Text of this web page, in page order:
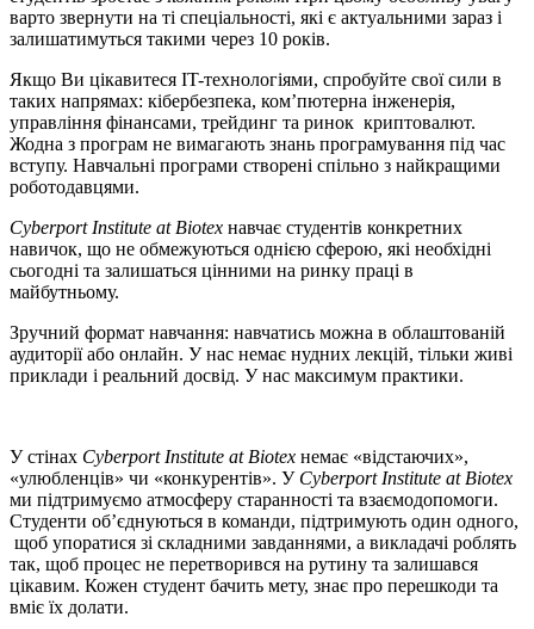
варто звернути на ті спеціальності, які є актуальними зараз і
залишатимуться такими через 10 років.
Якщо Ви цікавитеся IT-технологіями, спробуйте свої сили в
таких напрямах: кібербезпека, ком’пютерна інженерія,
управління фінансами, трейдинг та ринок криптовалют.
Жодна з програм не вимагають знань програмування під час
вступу. Навчальні програми створені спільно з найкращими
роботодавцями.
Cyberport Institute at Biotex навчає студентів конкретних
навичок, що не обмежуються однією сферою, які необхідні
сьогодні та залишаться цінними на ринку праці в
майбутньому.
Зручний формат навчання: навчатись можна в облаштованій
аудиторії або онлайн. У нас немає нудних лекцій, тільки живі
приклади і реальний досвід. У нас максимум практики.
У стінах Cyberport Institute at Biotex немає «відстаючих»,
«улюбленців» чи «конкурентів». У Cyberport Institute at Biotex
ми підтримуємо атмосферу старанності та взаємодопомоги.
Студенти об’єднуються в команди, підтримують один одного,
щоб упоратися зі складними завданнями, а викладачі роблять
так, щоб процес не перетворився на рутину та залишався
цікавим. Кожен студент бачить мету, знає про перешкоди та
вміє їх долати.